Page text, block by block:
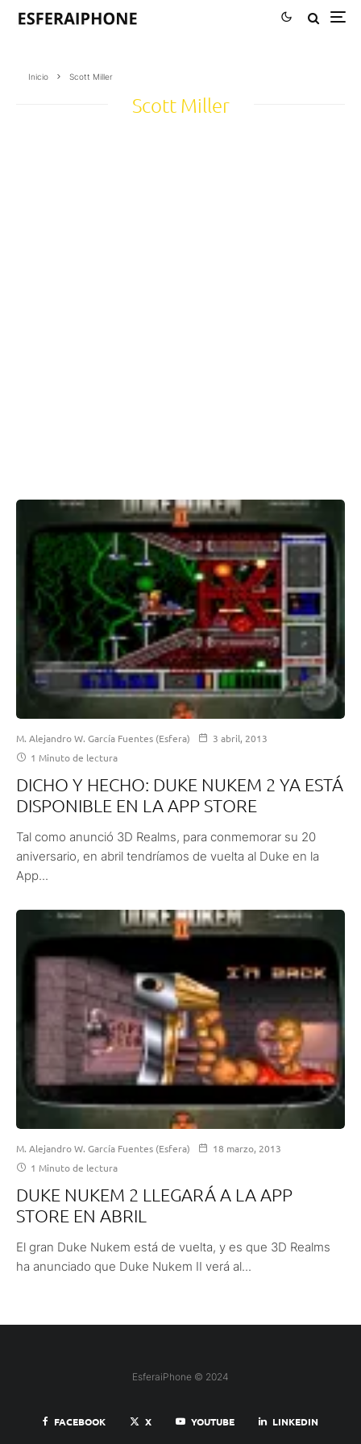
Inicio Scott Miller
Scott Miller
M. Alejandro W. García Fuentes (Esfera)
3 abril, 2013
1 Minuto de lectura
DICHO Y HECHO: DUKE NUKEM 2 YA ESTÁ
DISPONIBLE EN LA APP STORE
Tal como anunció 3D Realms, para conmemorar su 20
aniversario, en abril tendríamos de vuelta al Duke en la
App...
M. Alejandro W. García Fuentes (Esfera)
18 marzo, 2013
1 Minuto de lectura
DUKE NUKEM 2 LLEGARÁ A LA APP
STORE EN ABRIL
El gran Duke Nukem está de vuelta, y es que 3D Realms
ha anunciado que Duke Nukem II verá al...
EsferaiPhone © 2024
FACEBOOK X YOUTUBE LINKEDIN